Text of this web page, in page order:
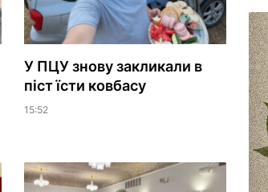
У ПЦУ знову закликали в
піст їсти ковбасу
15:52